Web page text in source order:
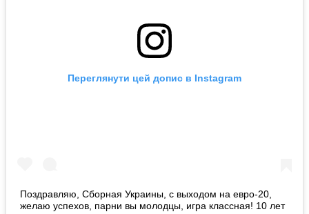
Переглянути цей допис в Instagram
Поздравляю, Сборная Украины, с выходом на евро-20,
желаю успехов, парни вы молодцы, игра классная! 10 лет